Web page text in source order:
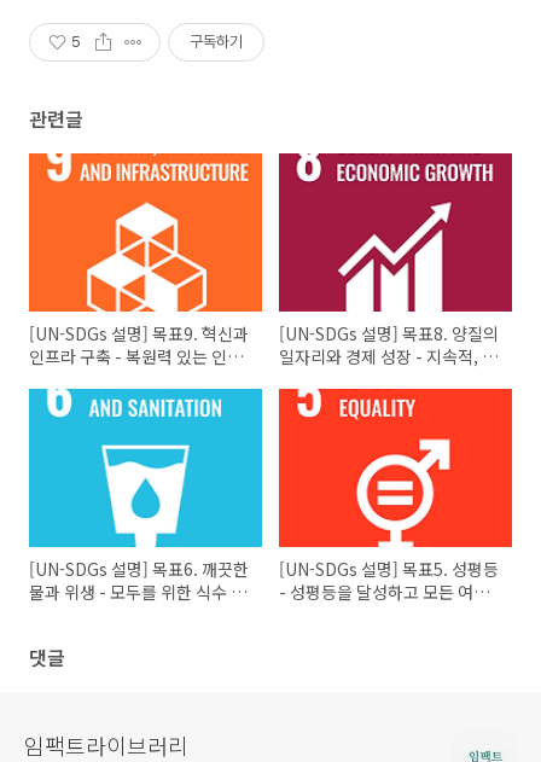
5 구독하기
관련글
[UN-SDGs 설명] 목표9. 혁신과
인프라 구축 - 복원력 있는 인프
지속가능한 산업화를 촉진시키
며 혁신을 장려한다.
[UN-SDGs 설명] 목표8. 양질의
일자리와 경제 성장 - 지속적, 포
전하고 생산적인 고용 및 모두를
위한 양질의 일자리를 증진한다.
[UN-SDGs 설명] 목표6. 깨끗한
물과 위생 - 모두를 위한 식수 및
[UN-SDGs 설명] 목표5. 성평등
- 성평등을 달성하고 모든 여성
댓글
임팩트라이브러리